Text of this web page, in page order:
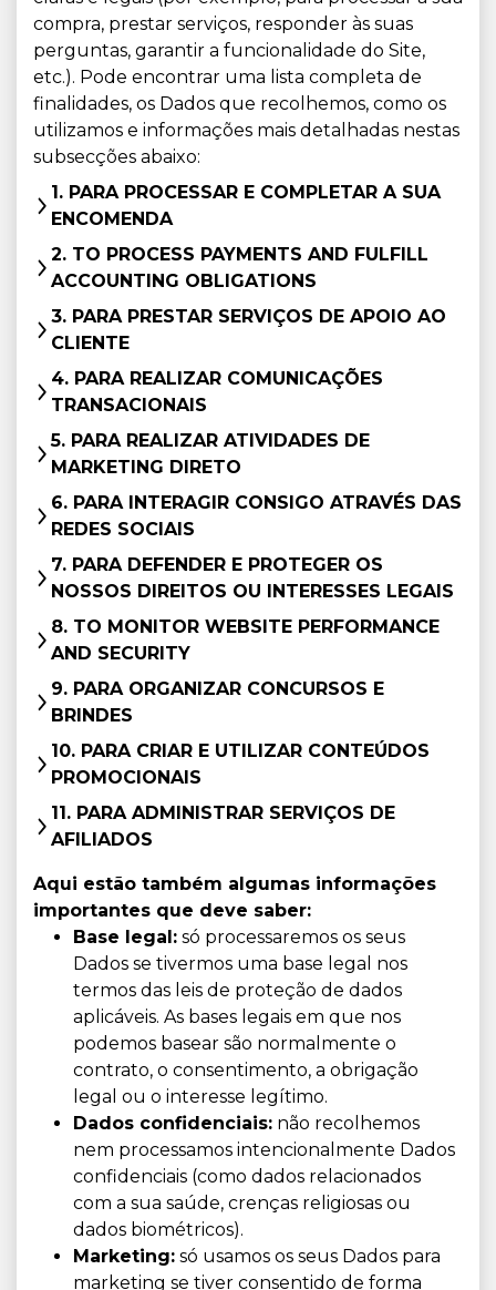
compra, prestar serviços, responder às suas
perguntas, garantir a funcionalidade do Site,
etc.). Pode encontrar uma lista completa de
finalidades, os Dados que recolhemos, como os
utilizamos e informações mais detalhadas nestas
subsecções abaixo:
1. PARA PROCESSAR E COMPLETAR A SUA
ENCOMENDA
2. TO PROCESS PAYMENTS AND FULFILL
ACCOUNTING OBLIGATIONS
3. PARA PRESTAR SERVIÇOS DE APOIO AO
CLIENTE
4. PARA REALIZAR COMUNICAÇÕES
TRANSACIONAIS
5. PARA REALIZAR ATIVIDADES DE
MARKETING DIRETO
6. PARA INTERAGIR CONSIGO ATRAVÉS DAS
REDES SOCIAIS
7. PARA DEFENDER E PROTEGER OS
NOSSOS DIREITOS OU INTERESSES LEGAIS
8. TO MONITOR WEBSITE PERFORMANCE
AND SECURITY
9. PARA ORGANIZAR CONCURSOS E
BRINDES
10. PARA CRIAR E UTILIZAR CONTEÚDOS
PROMOCIONAIS
11. PARA ADMINISTRAR SERVIÇOS DE
AFILIADOS
Aqui estão também algumas informações
importantes que deve saber:
Base legal: só processaremos os seus
Dados se tivermos uma base legal nos
termos das leis de proteção de dados
aplicáveis. As bases legais em que nos
podemos basear são normalmente o
contrato, o consentimento, a obrigação
legal ou o interesse legítimo.
Dados confidenciais: não recolhemos
nem processamos intencionalmente Dados
confidenciais (como dados relacionados
com a sua saúde, crenças religiosas ou
dados biométricos).
Marketing: só usamos os seus Dados para
marketing se tiver consentido de forma